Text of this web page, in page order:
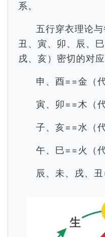
系。
五行穿衣理论与
丑、寅、卯、辰、
戌、亥）密切的对
申、酉==金（
寅、卯==木（
子、亥==水（
午、巳==火（
辰、未、戌、